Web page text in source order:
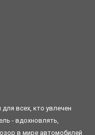
всех, кто увлечен
- вдохновлять,
в мире автомобилей